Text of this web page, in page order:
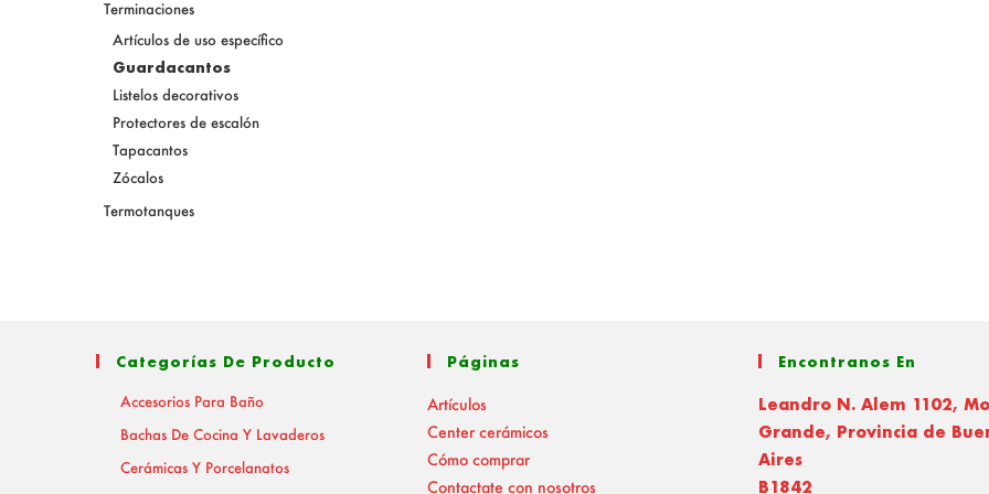
Terminaciones
Artículos de uso específico
Guardacantos
Listelos decorativos
Protectores de escalón
Tapacantos
Zócalos
Termotanques
Categorías De Producto
Accesorios Para Baño
Bachas De Cocina Y Lavaderos
Cerámicas Y Porcelanatos
Páginas
Artículos
Center cerámicos
Cómo comprar
Contactate con nosotros
Encontranos En
Leandro N. Alem 1102,
Grande, Provincia de
Aires
B1842